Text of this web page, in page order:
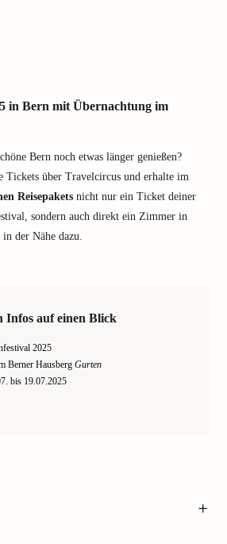
in Bern mit Übernachtung im
Bern noch etwas länger genießen?
Tickets über Travelcircus und erhalte im
Reisepakets nicht nur ein Ticket deiner
sondern auch direkt ein Zimmer in
der Nähe dazu.
Infos auf einen Blick
2025
Berner Hausberg Gurten
bis 19.07.2025